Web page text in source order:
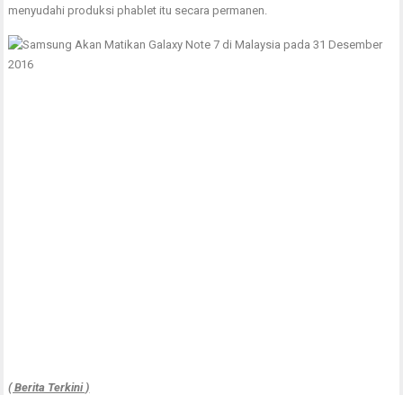
menyudahi produksi phablet itu secara permanen.
( Berita Terkini )